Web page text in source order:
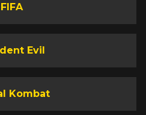
FIFA
Evil
Kombat